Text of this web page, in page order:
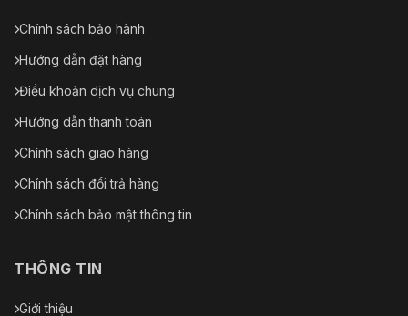
Chính sách bảo hành
Hướng dẫn đặt hàng
Điều khoản dịch vụ chung
Hướng dẫn thanh toán
Chính sách giao hàng
Chính sách đổi trả hàng
Chính sách bảo mật thông tin
THÔNG TIN
Giới thiệu